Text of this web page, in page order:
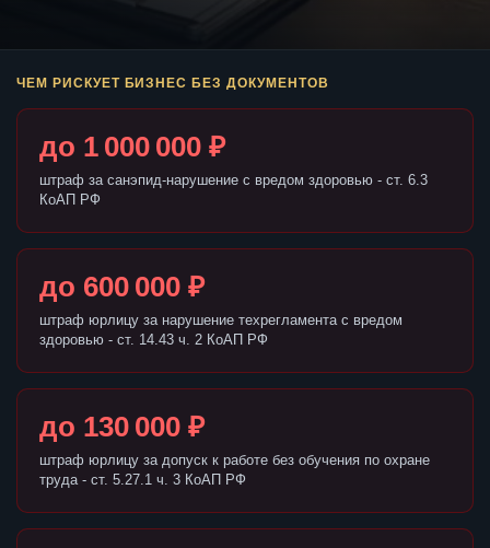
ЧЕМ РИСКУЕТ БИЗНЕС БЕЗ ДОКУМЕНТОВ
до 1 000 000 ₽
штраф за санэпид-нарушение с вредом здоровью - ст. 6.3
КоАП РФ
до 600 000 ₽
штраф юрлицу за нарушение техрегламента с вредом
здоровью - ст. 14.43 ч. 2 КоАП РФ
до 130 000 ₽
штраф юрлицу за допуск к работе без обучения по охране
труда - ст. 5.27.1 ч. 3 КоАП РФ